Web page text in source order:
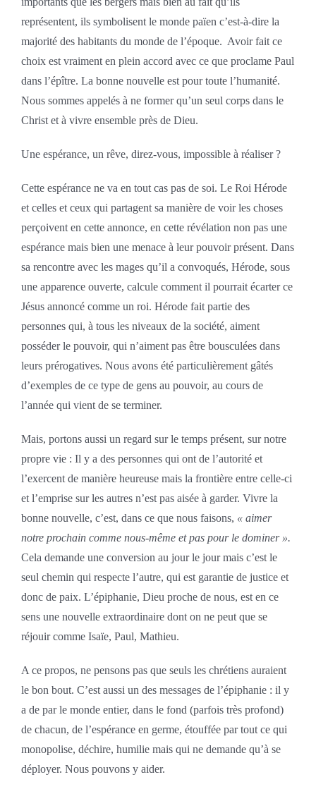
représentent, ils symbolisent le monde païen c’est-à-dire la
majorité des habitants du monde de l’époque. Avoir fait ce
choix est vraiment en plein accord avec ce que proclame Paul
dans l’épître. La bonne nouvelle est pour toute l’humanité.
Nous sommes appelés à ne former qu’un seul corps dans le
Christ et à vivre ensemble près de Dieu.
Une espérance, un rêve, direz-vous, impossible à réaliser ?
Cette espérance ne va en tout cas pas de soi. Le Roi Hérode
et celles et ceux qui partagent sa manière de voir les choses
perçoivent en cette annonce, en cette révélation non pas une
espérance mais bien une menace à leur pouvoir présent. Dans
sa rencontre avec les mages qu’il a convoqués, Hérode, sous
une apparence ouverte, calcule comment il pourrait écarter ce
Jésus annoncé comme un roi. Hérode fait partie des
personnes qui, à tous les niveaux de la société, aiment
posséder le pouvoir, qui n’aiment pas être bousculées dans
leurs prérogatives. Nous avons été particulièrement gâtés
d’exemples de ce type de gens au pouvoir, au cours de
l’année qui vient de se terminer.
Mais, portons aussi un regard sur le temps présent, sur notre
propre vie : Il y a des personnes qui ont de l’autorité et
l’exercent de manière heureuse mais la frontière entre celle-ci
et l’emprise sur les autres n’est pas aisée à garder. Vivre la
bonne nouvelle, c’est, dans ce que nous faisons, « aimer
notre prochain comme nous-même et pas pour le dominer ».
Cela demande une conversion au jour le jour mais c’est le
seul chemin qui respecte l’autre, qui est garantie de justice et
donc de paix. L’épiphanie, Dieu proche de nous, est en ce
sens une nouvelle extraordinaire dont on ne peut que se
réjouir comme Isaïe, Paul, Mathieu.
A ce propos, ne pensons pas que seuls les chrétiens auraient
le bon bout. C’est aussi un des messages de l’épiphanie : il y
a de par le monde entier, dans le fond (parfois très profond)
de chacun, de l’espérance en germe, étouffée par tout ce qui
monopolise, déchire, humilie mais qui ne demande qu’à se
déployer. Nous pouvons y aider.